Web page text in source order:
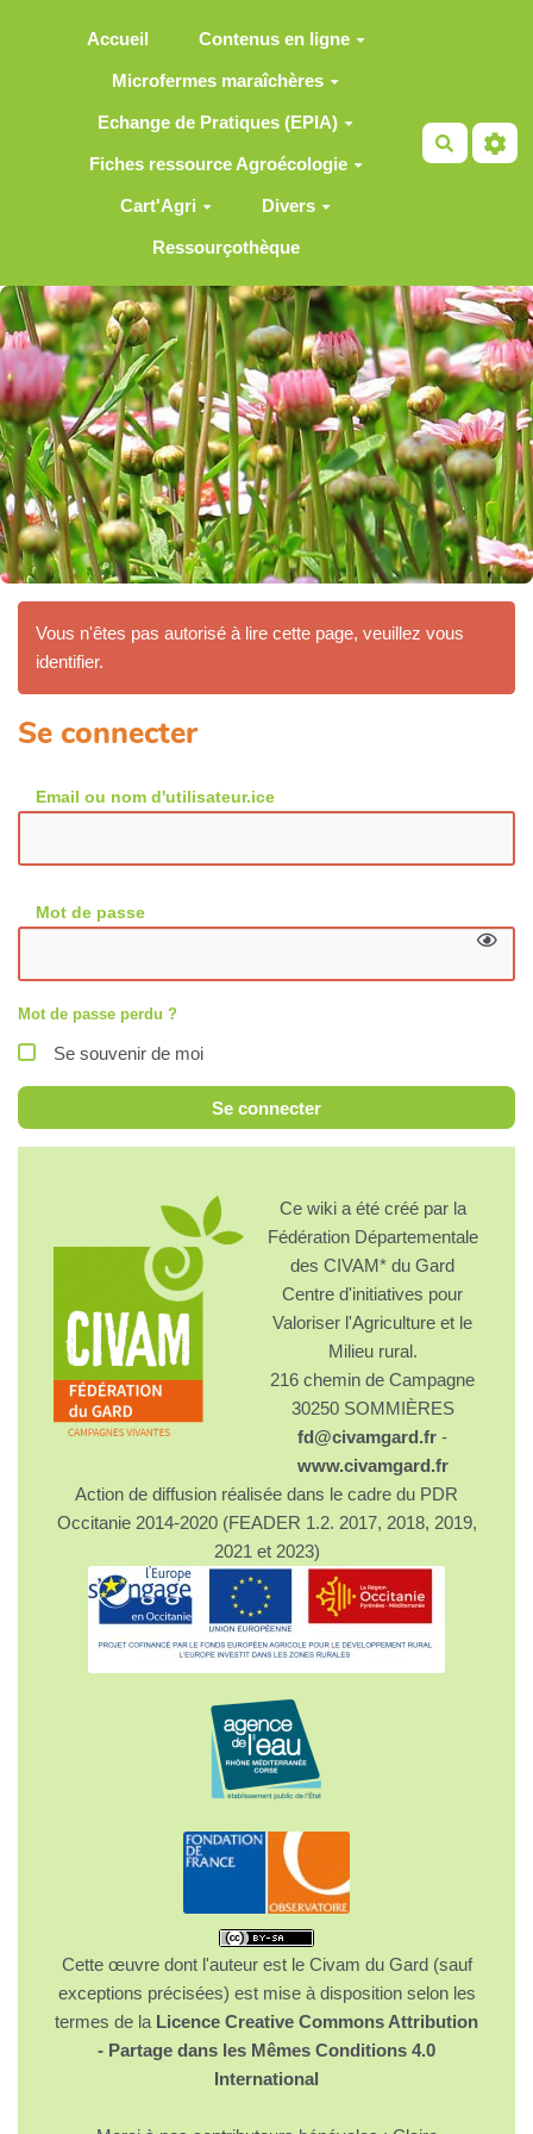
Accueil Contenus en ligne
Microfermes maraîchères
Echange de Pratiques (EPIA)
Fiches ressource Agroécologie
Cart'Agri Divers
Ressourçothèque
Vous n'êtes pas autorisé à lire cette page, veuillez vous
identifier.
Se connecter
Email ou nom d'utilisateur.ice
Mot de passe
Mot de passe perdu ?
Se souvenir de moi
Se connecter
Ce wiki a été créé par la
Fédération Départementale
des CIVAM* du Gard
Centre d'initiatives pour
Valoriser l'Agriculture et le
Milieu rural.
216 chemin de Campagne
30250 SOMMIÈRES
fd@civamgard.fr -
www.civamgard.fr
Action de diffusion réalisée dans le cadre du PDR
Occitanie 2014-2020 (FEADER 1.2. 2017, 2018, 2019,
2021 et 2023)
Cette œuvre dont l'auteur est le Civam du Gard (sauf
exceptions précisées) est mise à disposition selon les
termes de la Licence Creative Commons Attribution
- Partage dans les Mêmes Conditions 4.0
International